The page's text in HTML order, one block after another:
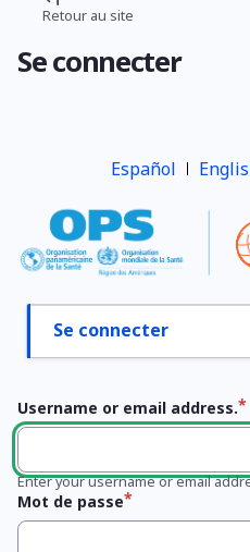
Aller
contenu
d'Ariane
Retour au site
Se connecter
Español
Onglets
Se connecter
Username or email address.
Enter your username or email
Mot de passe